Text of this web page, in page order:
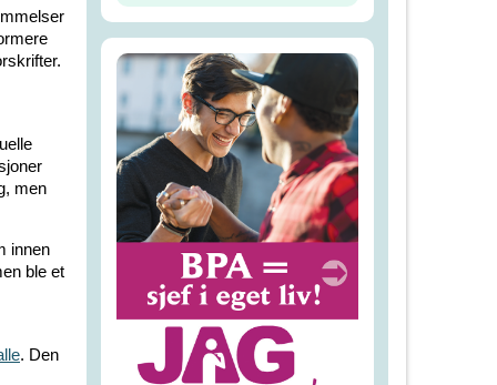
men
innen
ble et
. Den